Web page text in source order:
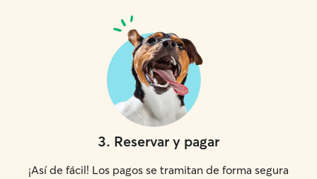
3. Reservar y pagar
¡Así de fácil! Los pagos se tramitan de forma segura